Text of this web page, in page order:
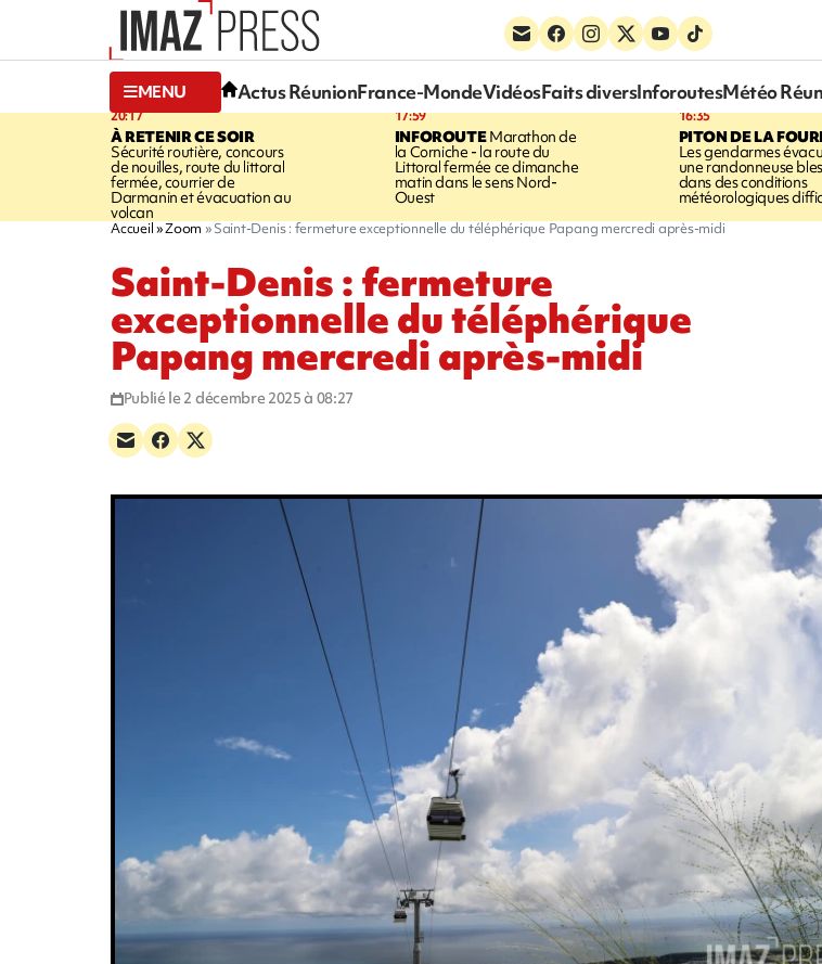
MENU Actus RéunionFrance-MondeVidéosFaits diversInforoutesMétéo
20:17
À RETENIR CE SOIR
Sécurité routière, concours
de nouilles, route du littoral
fermée, courrier de
Darmanin et évacuation au
volcan
17:59
INFOROUTEMarathon de
la Corniche - la route du
Littoral fermée ce dimanche
matin dans le sens Nord-
Ouest
16:35
PITON DE LA
Les gendarmes
une randonneuse
dans des conditions
météorologiques
Accueil Zoom Saint-Denis : fermeture exceptionnelle du téléphérique Papang mercredi après-midi
Saint-Denis : fermeture
exceptionnelle du téléphérique
Papang mercredi après-midi
Publié le 2 décembre 2025 à 08:27